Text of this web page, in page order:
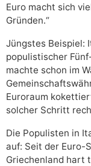
Euro macht sich
Gründen.“
Jüngstes Beispiel:
populistischer
machte schon im
Euroraum
solcher Schritt
Die Populisten in
auf: Seit der Euro-
Griechenland hart